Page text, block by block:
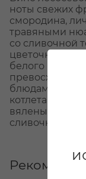
ноты свежих
смородина,
травяными
со сливочной
цветочно-
белого перца
блюдами,
котлетами,
вяленым),
сливочными